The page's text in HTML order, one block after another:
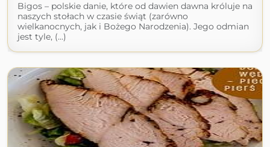
Bigos – polskie danie, które od dawien dawna króluje na
naszych stołach w czasie świąt (zarówno
wielkanocnych, jak i Bożego Narodzenia). Jego odmian
jest tyle, (...)